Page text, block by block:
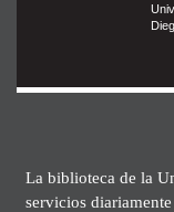
La biblioteca de la
servicios